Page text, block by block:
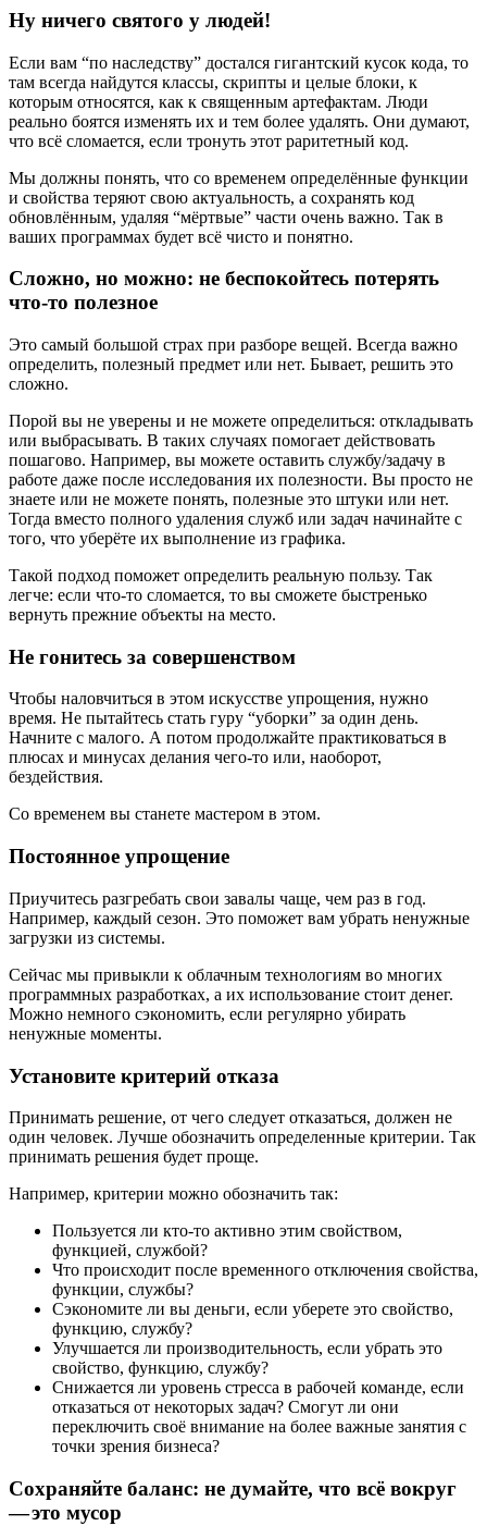
Ну ничего святого у людей!
Если вам “по наследству” достался гигантский кусок кода, то
там всегда найдутся классы, скрипты и целые блоки, к
которым относятся, как к священным артефактам. Люди
реально боятся изменять их и тем более удалять. Они думают,
что всё сломается, если тронуть этот раритетный код.
Мы должны понять, что со временем определённые функции
и свойства теряют свою актуальность, а сохранять код
обновлённым, удаляя “мёртвые” части очень важно. Так в
ваших программах будет всё чисто и понятно.
Сложно, но можно: не беспокойтесь потерять
что-то полезное
Это самый большой страх при разборе вещей. Всегда важно
определить, полезный предмет или нет. Бывает, решить это
сложно.
Порой вы не уверены и не можете определиться: откладывать
или выбрасывать. В таких случаях помогает действовать
пошагово. Например, вы можете оставить службу/задачу в
работе даже после исследования их полезности. Вы просто не
знаете или не можете понять, полезные это штуки или нет.
Тогда вместо полного удаления служб или задач начинайте с
того, что уберёте их выполнение из графика.
Такой подход поможет определить реальную пользу. Так
легче: если что-то сломается, то вы сможете быстренько
вернуть прежние объекты на место.
Не гонитесь за совершенством
Чтобы наловчиться в этом искусстве упрощения, нужно
время. Не пытайтесь стать гуру “уборки” за один день.
Начните с малого. А потом продолжайте практиковаться в
плюсах и минусах делания чего-то или, наоборот,
бездействия.
Со временем вы станете мастером в этом.
Постоянное упрощение
Приучитесь разгребать свои завалы чаще, чем раз в год.
Например, каждый сезон. Это поможет вам убрать ненужные
загрузки из системы.
Сейчас мы привыкли к облачным технологиям во многих
программных разработках, а их использование стоит денег.
Можно немного сэкономить, если регулярно убирать
ненужные моменты.
Установите критерий отказа
Принимать решение, от чего следует отказаться, должен не
один человек. Лучше обозначить определенные критерии. Так
принимать решения будет проще.
Например, критерии можно обозначить так:
Пользуется ли кто-то активно этим свойством,
функцией, службой?
Что происходит после временного отключения свойства,
функции, службы?
Сэкономите ли вы деньги, если уберете это свойство,
функцию, службу?
Улучшается ли производительность, если убрать это
свойство, функцию, службу?
Снижается ли уровень стресса в рабочей команде, если
отказаться от некоторых задач? Смогут ли они
переключить своё внимание на более важные занятия с
точки зрения бизнеса?
Сохраняйте баланс: не думайте, что всё вокруг
— это мусор